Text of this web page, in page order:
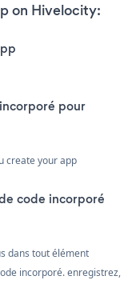
on Hivelocity:
pour
create your app
code incorporé
dans tout élément
incorporé. enregistrez,